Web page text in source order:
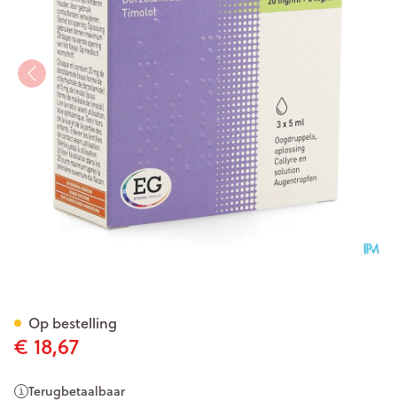
€ 18,67
Terugbetaalbaar
Op bestelling